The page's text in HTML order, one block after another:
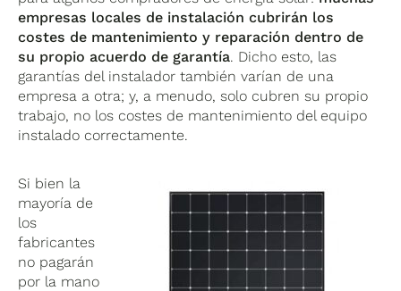
empresas locales de instalación cubrirán los
costes de mantenimiento y reparación dentro de
su propio acuerdo de garantía. Dicho esto, las
garantías del instalador también varían de una
empresa a otra; y, a menudo, solo cubren su propio
trabajo, no los costes de mantenimiento del equipo
instalado correctamente.
Si bien la
mayoría de
los
fabricantes
no pagarán
por la mano